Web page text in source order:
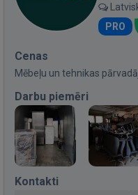
PRO
Cenas
Mēbeļu un tehnikas
Darbu piemēri
Kontakti